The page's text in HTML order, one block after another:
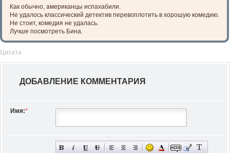
Как обычно, американцы испахабили.
Не удалось классический детектив перевоплотить в хорошую комедию.
Не стоит, комедия не удалась.
Лучше посмотреть Бина.
Цитата
ДОБАВЛЕНИЕ КОММЕНТАРИЯ
Имя:*